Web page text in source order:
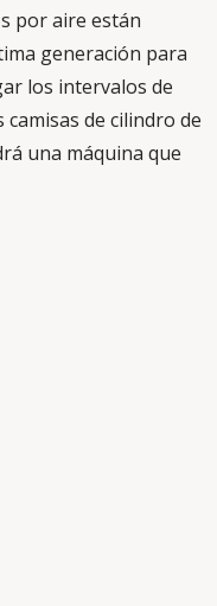
por aire están
generación para
los intervalos de
de cilindro de
una máquina que